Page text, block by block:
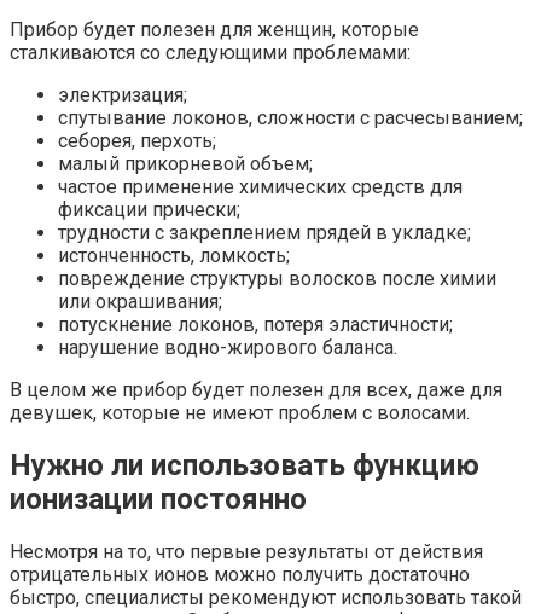
Прибор будет полезен для женщин, которые
сталкиваются со следующими проблемами:
электризация;
спутывание локонов, сложности с расчесыванием;
себорея, перхоть;
малый прикорневой объем;
частое применение химических средств для
фиксации прически;
трудности с закреплением прядей в укладке;
истонченность, ломкость;
повреждение структуры волосков после химии
или окрашивания;
потускнение локонов, потеря эластичности;
нарушение водно-жирового баланса.
В целом же прибор будет полезен для всех, даже для
девушек, которые не имеют проблем с волосами.
Нужно ли использовать функцию
ионизации постоянно
Несмотря на то, что первые результаты от действия
отрицательных ионов можно получить достаточно
быстро, специалисты рекомендуют использовать такой